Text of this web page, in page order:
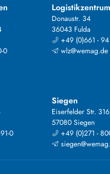
0
Donaustr. 34
36043 Fulda
+49 (0)661 -
wlz@wemag.de
0
Siegen
Eiserfelder Str. 316
57080 Siegen
+49 (0)271 -